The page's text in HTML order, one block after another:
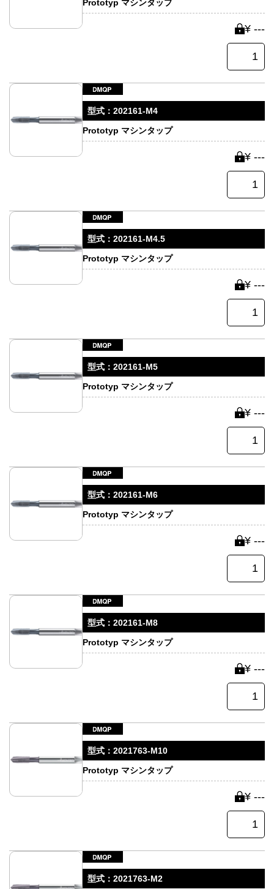
Prototyp マシンタップ
¥ ---
型式： 202161-M4
Prototyp マシンタップ
¥ ---
型式： 202161-M4.5
Prototyp マシンタップ
¥ ---
型式： 202161-M5
Prototyp マシンタップ
¥ ---
型式： 202161-M6
Prototyp マシンタップ
¥ ---
型式： 202161-M8
Prototyp マシンタップ
¥ ---
型式： 2021763-M10
Prototyp マシンタップ
¥ ---
型式： 2021763-M2